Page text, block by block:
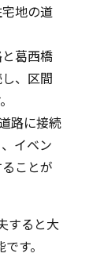
地の道
葛西橋
、区間
路に接続
イベン
ことが
すると大
す。